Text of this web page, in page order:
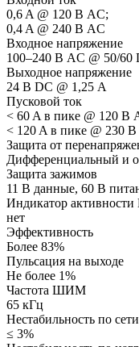
0,6 A @ 120 В AC;
0,4 A @ 240 В AC
Входное напряжение
100–240 В AC @ 50/60
Выходное напряжение
24 В DC @ 1,25 А
Пусковой ток
< 60 A в пике @ 120 В
< 120 A в пике @ 230
Защита от
Дифференциальный и
Защита зажимов
11 В данные, 60 В
Индикатор
нет
Эффективность
Более 83%
Пульсация на выходе
Не более 1%
Частота ШИМ
65 кГц
Нестабильность по сети
≤ 3%